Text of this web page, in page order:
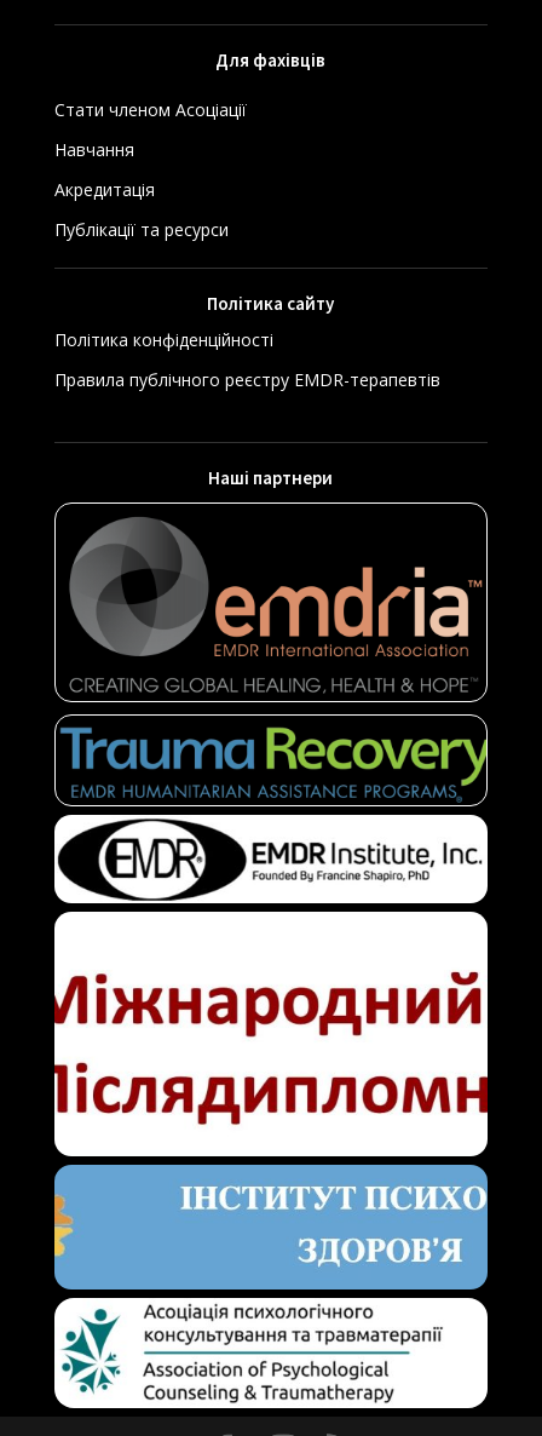
Для фахівців
Стати членом Асоціації
Навчання
Акредитація
Публікації та ресурси
Політика сайту
Політика конфіденційності
Правила публічного реєстру EMDR-терапевтів
Наші партнери